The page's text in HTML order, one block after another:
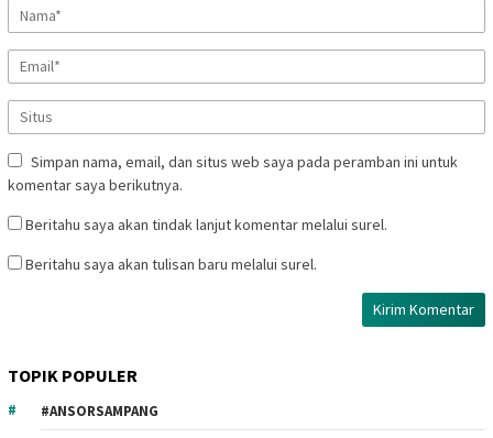
Simpan nama, email, dan situs web saya pada peramban ini untuk
komentar saya berikutnya.
Beritahu saya akan tindak lanjut komentar melalui surel.
Beritahu saya akan tulisan baru melalui surel.
TOPIK POPULER
#ANSORSAMPANG